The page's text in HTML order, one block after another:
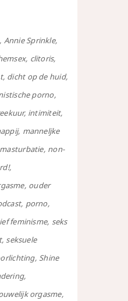
Annie Sprinkle
clitoris
dicht op de huid
porno
intimiteit
manneljke
masturbatie non-
ouder
porno
feminisme seks
seksuele
Shine
orgasme